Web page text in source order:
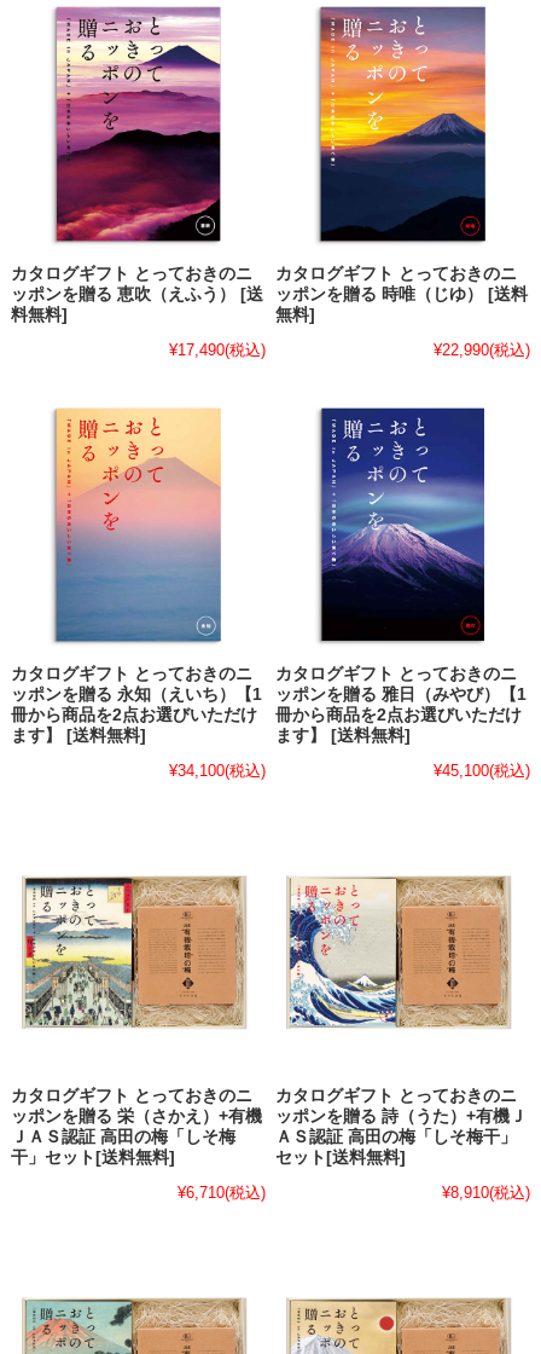
カタログギフト とっておきのニ
ッポンを贈る 恵吹（えふう） [送
料無料]
¥17,490(税込)
カタログギフト とっておきのニ
ッポンを贈る 時唯（じゆ） [送料
無料]
¥22,990(税込)
カタログギフト とっておきのニ
ッポンを贈る 永知（えいち）【1
冊から商品を2点お選びいただけ
ます】 [送料無料]
¥34,100(税込)
カタログギフト とっておきのニ
ッポンを贈る 雅日（みやび）【1
冊から商品を2点お選びいただけ
ます】 [送料無料]
¥45,100(税込)
カタログギフト とっておきのニ
ッポンを贈る 栄（さかえ）+有機
ＪＡＳ認証 高田の梅「しそ梅
干」セット[送料無料]
¥6,710(税込)
カタログギフト とっておきのニ
ッポンを贈る 詩（うた）+有機Ｊ
ＡＳ認証 高田の梅「しそ梅干」
セット[送料無料]
¥8,910(税込)